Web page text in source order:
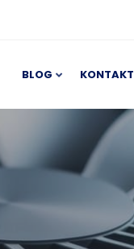
BLOG KONTAKT